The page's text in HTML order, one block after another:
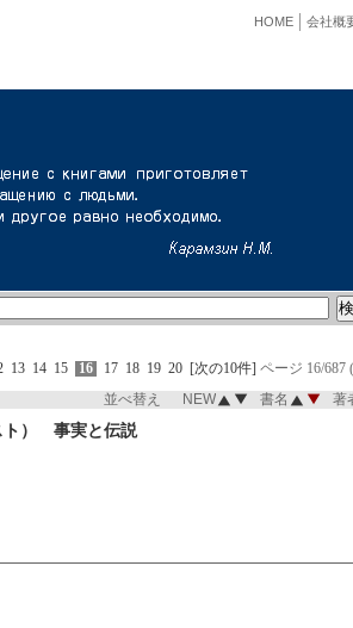
会社概
HOME
13 14 15 16 17 18 19 20 [次の10件] ページ 16/687
並べ替え NEW 書名 著
ト） 事実と伝説